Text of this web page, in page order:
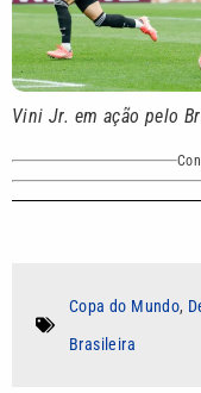
Vini Jr. em ação pelo
Copa do Mundo,
Brasileira